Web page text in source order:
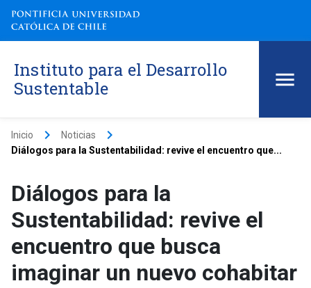
Instituto para el Desarrollo
Sustentable
Inicio keyboard_arrow_right Noticias keyboard_arrow_right
Diálogos para la Sustentabilidad: revive el encuentro que...
Diálogos para la
Sustentabilidad: revive el
encuentro que busca
imaginar un nuevo cohabitar